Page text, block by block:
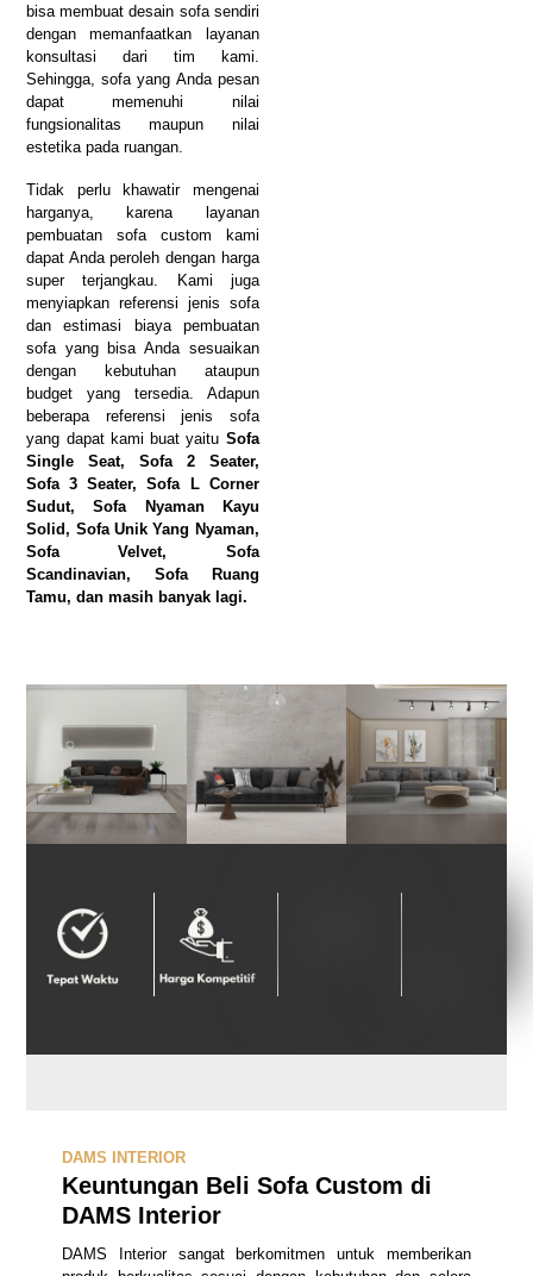
bisa membuat desain sofa sendiri
dengan memanfaatkan layanan
konsultasi dari tim kami.
Sehingga, sofa yang Anda pesan
dapat memenuhi nilai
fungsionalitas maupun nilai
estetika pada ruangan.
Tidak perlu khawatir mengenai
harganya, karena layanan
pembuatan sofa custom kami
dapat Anda peroleh dengan harga
super terjangkau. Kami juga
menyiapkan referensi jenis sofa
dan estimasi biaya pembuatan
sofa yang bisa Anda sesuaikan
dengan kebutuhan ataupun
budget yang tersedia. Adapun
beberapa referensi jenis sofa
yang dapat kami buat yaitu Sofa
Single Seat, Sofa 2 Seater,
Sofa 3 Seater, Sofa L Corner
Sudut, Sofa Nyaman Kayu
Solid, Sofa Unik Yang Nyaman,
Sofa Velvet, Sofa
Scandinavian, Sofa Ruang
Tamu, dan masih banyak lagi.
DAMS INTERIOR
Keuntungan Beli Sofa Custom di
DAMS Interior
DAMS Interior sangat berkomitmen untuk memberikan